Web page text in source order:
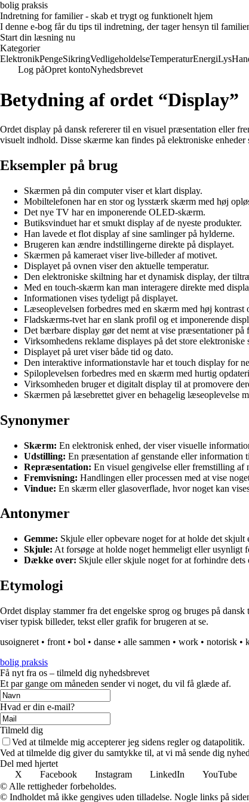
bolig praksis
Indretning for familier - skab et trygt og funktionelt hjem
I denne e-bog får du tips til indretning, der tager hensyn til
Start din læsning nu
Kategorier
ElektronikPengeSikringVedligeholdelseTemperaturEnergiLys
Log påOpret kontoNyhedsbrevet
Betydning af ordet “Display”
Ordet display på dansk refererer til en visuel præsentation eller
visuelt indhold. Disse skærme kan findes på elektroniske
Eksempler på brug
Skærmen på din computer viser et klart display.
Mobiltelefonen har en stor og lysstærk skærm med høj
Det nye TV har en imponerende OLED-skærm.
Butiksvinduet har et smukt display af de nyeste produkter.
Han lavede et flot display af sine samlinger på hylderne.
Brugeren kan ændre indstillingerne direkte på displayet.
Skærmen på kameraet viser live-billeder af motivet.
Displayet på ovnen viser den aktuelle temperatur.
Den elektroniske skiltning har et dynamisk display, der
Med en touch-skærm kan man interagere direkte med
Informationen vises tydeligt på displayet.
Læseoplevelsen forbedres med en skærm med høj kontrast
Fladskærms-tvet har en slank profil og et imponerende
Det bærbare display gør det nemt at vise præsentationer på
Virksomhedens reklame displayes på det store elektroniske
Displayet på uret viser både tid og dato.
Den interaktive informationstavle har et touch display for
Spiloplevelsen forbedres med en skærm med hurtig
Virksomheden bruger et digitalt display til at promovere
Skærmen på læsebrettet giver en behagelig læseoplevelse
Synonymer
Skærm: En elektronisk enhed, der viser visuelle
Udstilling: En præsentation af genstande eller information
Repræsentation: En visuel gengivelse eller fremstilling af
Fremvisning: Handlingen eller processen med at vise
Vindue: En skærm eller glasoverflade, hvor noget kan
Antonymer
Gemme: Skjule eller opbevare noget for at holde det skjult
Skjule: At forsøge at holde noget hemmeligt eller usynligt
Dække over: Skjule eller skjule noget for at forhindre dets
Etymologi
Ordet display stammer fra det engelske sprog og bruges på
viser typisk billeder, tekst eller grafik for brugeren at se.
usoigneret • front • bol • danse • alle sammen • work • notorisk •
bolig praksis
Få nyt fra os – tilmeld dig nyhedsbrevet
Et par gange om måneden sender vi noget, du vil få glæde af.
Hvad er din e-mail?
Tilmeld dig
Ved at tilmelde mig accepterer jeg sidens regler og datapolitik.
Ved at tilmelde dig giver du samtykke til, at vi må sende dig
Del med hjertet
X
Facebook Instagram LinkedIn YouTube
© Alle rettigheder forbeholdes.
© Indholdet må ikke gengives uden tilladelse. Nogle links på